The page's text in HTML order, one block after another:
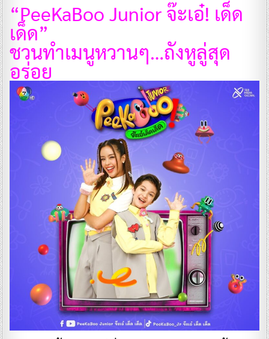
“PeeKaBoo Junior จ๊ะเอ๋! เด็ด
เด็ด”
ชวนทำเมนูหวานๆ…ถังหูลู่สุด
อร่อย